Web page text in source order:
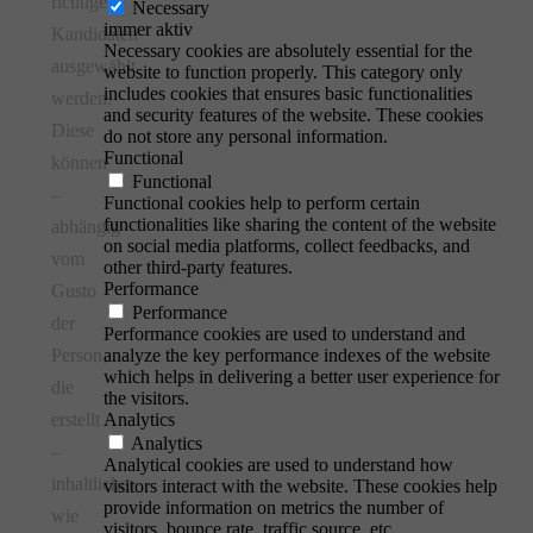
Kandidaten
ausgewählt
werden.
Diese
können
abhängig
vom
Gusto
der
Person,
die
erstellt
inhaltlicher
wie
Necessary
immer aktiv
Necessary cookies are absolutely essential for the
website to function properly. This category only
includes cookies that ensures basic functionalities
and security features of the website. These cookies
do not store any personal information.
Functional
Functional
Functional cookies help to perform certain
functionalities like sharing the content of the website
on social media platforms, collect feedbacks, and
other third-party features.
Performance
Performance
Performance cookies are used to understand and
analyze the key performance indexes of the website
which helps in delivering a better user experience for
the visitors.
Analytics
Analytics
Analytical cookies are used to understand how
visitors interact with the website. These cookies help
provide information on metrics the number of